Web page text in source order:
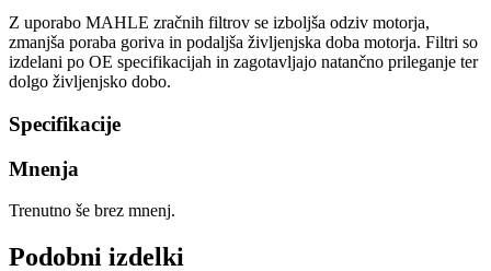
Z uporabo MAHLE zračnih filtrov se izboljša odziv motorja,
zmanjša poraba goriva in podaljša življenjska doba motorja. Filtri so
izdelani po OE specifikacijah in zagotavljajo natančno prileganje ter
dolgo življenjsko dobo.
Specifikacije
Mnenja
Trenutno še brez mnenj.
Podobni izdelki